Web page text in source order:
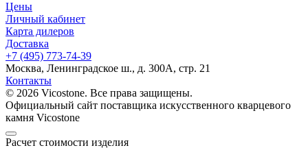
Цены
Личный кабинет
Карта дилеров
Доставка
+7 (495) 773-74-39
Москва, Ленинградское ш., д. 300А, стр. 21
Контакты
© 2026 Vicostone. Все права защищены.
Официальный сайт поставщика искусственного кварцевого
камня Vicostone
Расчет стоимости изделия